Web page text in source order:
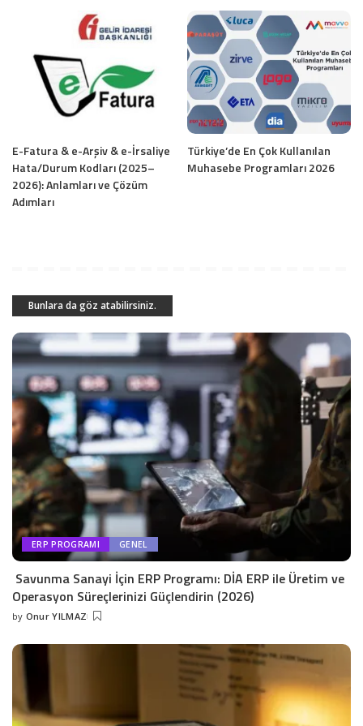
E-Fatura & e-Arşiv & e-İrsaliye
Hata/Durum Kodları (2025–
2026): Anlamları ve Çözüm
Adımları
Türkiye’de En Çok Kullanılan
Muhasebe Programları 2026
Bunlara da göz atabilirsiniz.
ERP PROGRAMI GENEL
Savunma Sanayi İçin ERP Programı: DİA ERP ile Üretim ve
Operasyon Süreçlerinizi Güçlendirin (2026)
by Onur YILMAZ